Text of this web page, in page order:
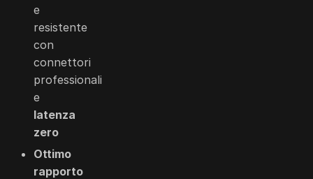
e
resistente
con
connettori
professionali
e
latenza
zero
Ottimo
rapporto